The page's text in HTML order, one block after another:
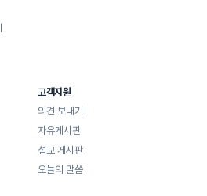
고객지원
의견 보내기
자유게시판
설교 게시판
오늘의 말씀